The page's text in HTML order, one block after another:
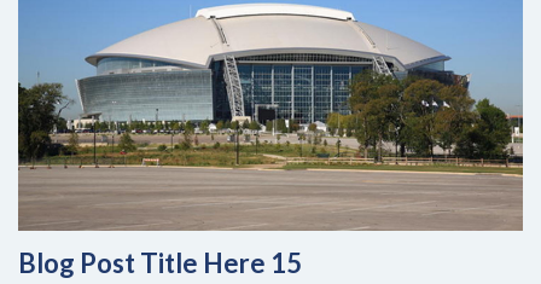
Blog Post Title Here 15